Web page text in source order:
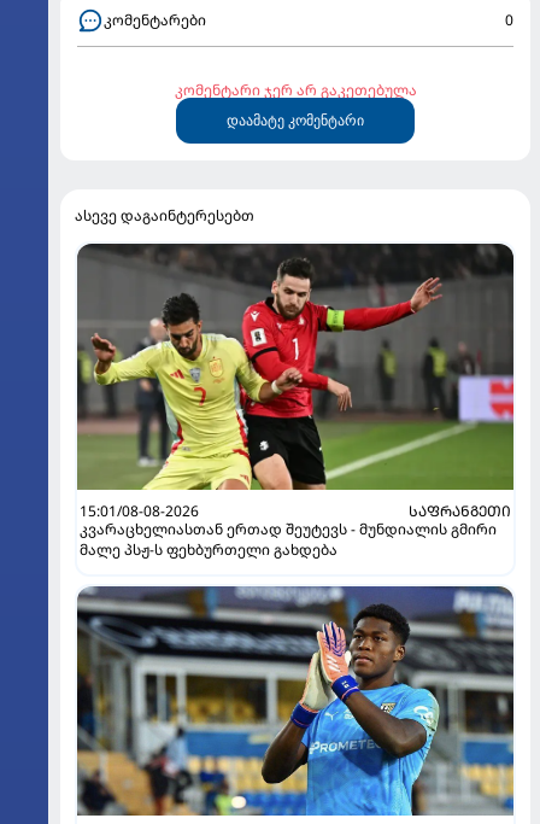
კომენტარები 0
კომენტარი ჯერ არ გაკეთებულა
დაამატე კომენტარი
ასევე დაგაინტერესებთ
15:01/08-08-2026
ᲡᲐᲤᲠᲐᲜᲒᲔᲗᲘ
კვარაცხელიასთან ერთად შეუტევს - მუნდიალის გმირი
მალე პსჟ-ს ფეხბურთელი გახდება